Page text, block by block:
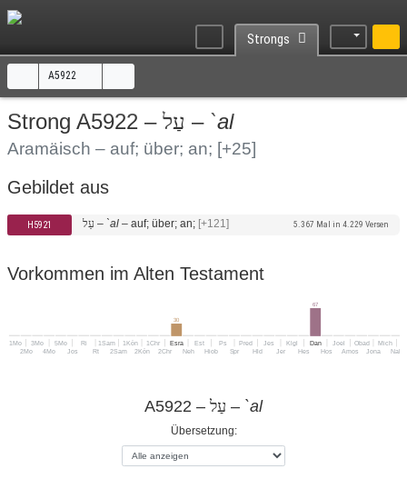
Strongs
A5922
Strong A5922 – עַל – `al
Aramäisch – auf; über; an; [+25]
Gebildet aus
H5921 עַל – `al – auf; über; an; [+121] 5.367 Mal in 4.229 Versen
Vorkommen im Alten Testament
1Mo
2Mo
3Mo
4Mo
5Mo
Jos
Ri
Rt
1Sam
2Sam
1Kön
2Kön
1Chr
2Chr
30
Esra
Neh
Est
Hiob
Ps
Spr
Pred
Hld
Jes
Jer
Klgl
Hes
67
Dan
Hos
Joel
Amos
Obad
Jona
Mich
Nah
A5922 – עַל – `al
Übersetzung: